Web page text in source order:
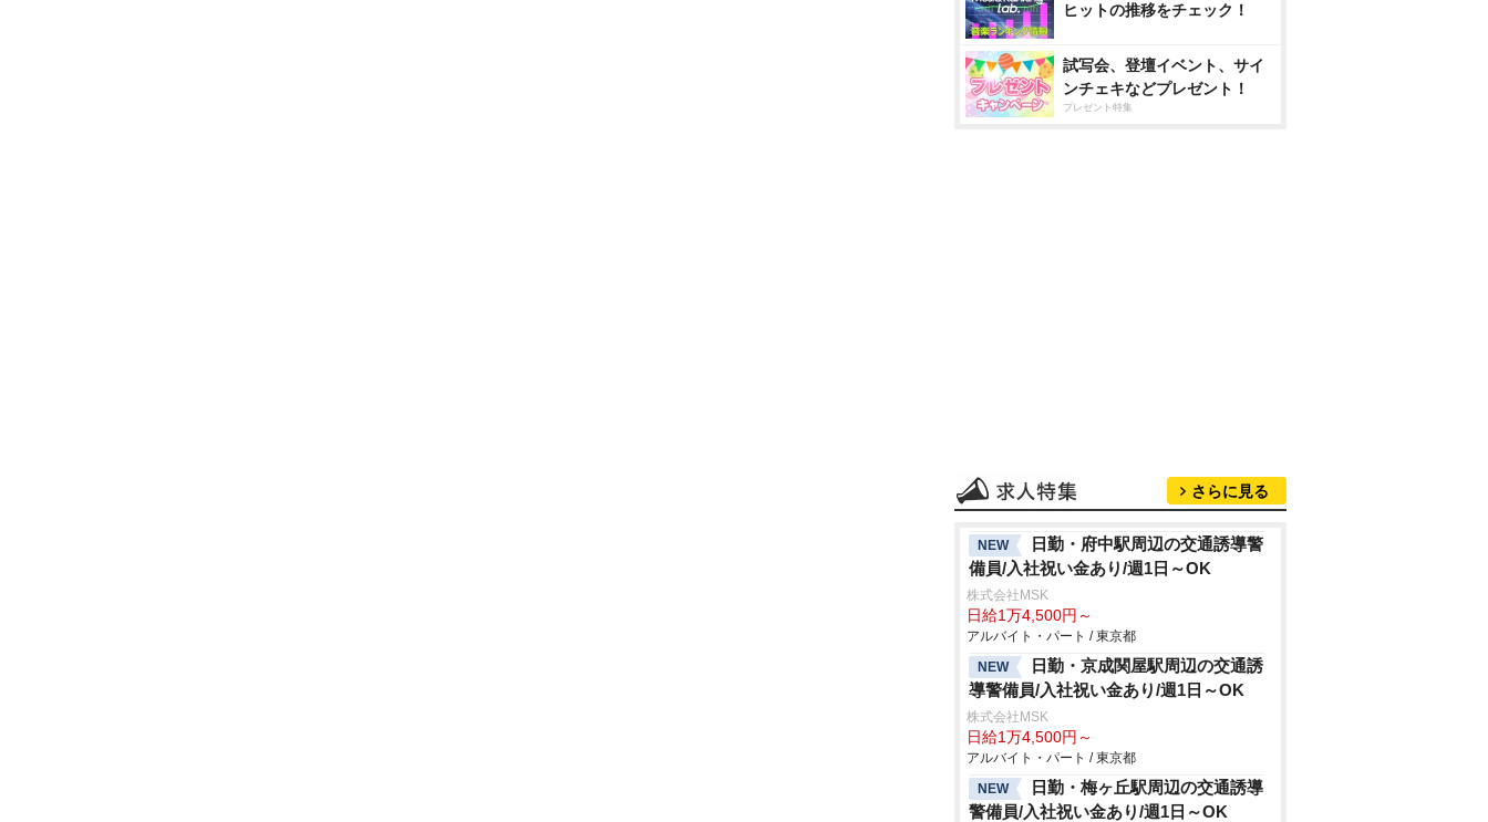
ヒットの推移をチェック！
試写会、登壇イベント、サイ
ンチェキなどプレゼント！
プレゼント特集
さらに見る
NEW
日勤・府中駅周辺の交通誘導警
備員/入社祝い金あり/週1日～OK
株式会社MSK
日給1万4,500円～
アルバイト・パート / 東京都
NEW
日勤・京成関屋駅周辺の交通誘
導警備員/入社祝い金あり/週1日～OK
株式会社MSK
日給1万4,500円～
アルバイト・パート / 東京都
NEW
日勤・梅ヶ丘駅周辺の交通誘導
警備員/入社祝い金あり/週1日～OK